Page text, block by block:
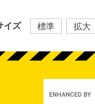
イズ 標準 拡大